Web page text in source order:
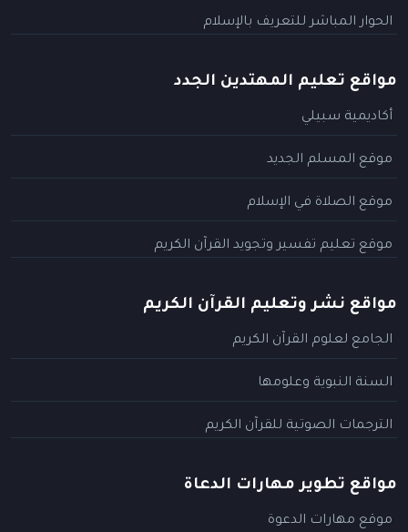
الحوار المباشر للتعريف بالإسلام
مواقع تعليم المهتدين الجدد
أكاديمية سبيلي
موقع المسلم الجديد
موقع الصلاة في الإسلام
موقع تعليم تفسير وتجويد القرآن الكريم
مواقع نشر وتعليم القرآن الكريم
الجامع لعلوم القرآن الكريم
السنة النبوية وعلومها
الترجمات الصوتية للقرآن الكريم
مواقع تطوير مهارات الدعاة
موقع مهارات الدعوة